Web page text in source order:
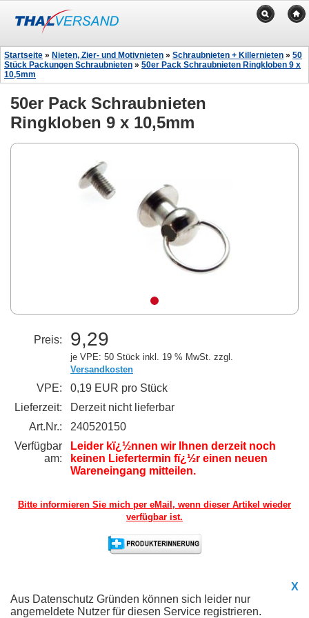
Startseite » Nieten, Zier- und Motivnieten » Schraubnieten + Killernieten » 50
Stück Packungen Schraubnieten » 50er Pack Schraubnieten Ringkloben 9 x
10,5mm
50er Pack Schraubnieten
Ringkloben 9 x 10,5mm
Preis: 9,29
je VPE: 50 Stück inkl. 19 % MwSt. zzgl.
Versandkosten
VPE:
0,19 EUR pro Stück
Lieferzeit:
Derzeit nicht lieferbar
Art.Nr.:
240520150
Verfügbar
am:
Leider kï¿½nnen wir Ihnen derzeit noch
keinen Liefertermin fï¿½r einen neuen
Wareneingang mitteilen.
Bitte informieren Sie mich per eMail, wenn dieser Artikel wieder
verfügbar ist.
X
Aus Datenschutz Gründen können sich leider nur
angemeldete Nutzer für diesen Service registrieren.